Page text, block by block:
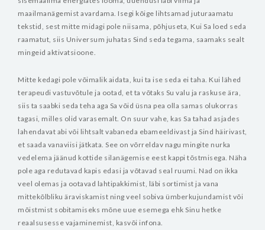
maailmanägemist avardama. Isegi kõige lihtsamad juturaamatu
tekstid, sest mitte midagi pole niisama, põhjuseta, Kui Sa loed seda
raamatut, siis Universum juhatas Sind seda tegama, saamaks sealt
mingeid aktivatsioone.
Mitte kedagi pole võimalik aidata, kui ta ise seda ei taha. Kui lähed
terapeudi vastuvõtule ja ootad, et ta võtaks Su valu ja raskuse ära,
siis ta saabki seda teha aga Sa võid üsna pea olla samas olukorras
tagasi, milles olid varasemalt. On suur vahe, kas Sa tahad asjades
lahendavat abi või lihtsalt vabaneda ebameeldivast ja Sind häirivast,
et saada vanaviisi jätkata. See on võrreldav nagu mingite nurka
vedelema jäänud kottide silanägemise eest kappi tõstmisega. Näha
pole aga redutavad kapis edasi ja võtavad seal ruumi. Nad on ikka
veel olemas ja ootavad lahtipakkimist, läbi sortimist ja vana
mittekõlbliku äraviskamist ning veel sobiva ümberkujundamist või
mõistmist sobitamiseks mõne uue esemega ehk Sinu hetke
reaalsusesse vajaminemist, kasvõi infona.